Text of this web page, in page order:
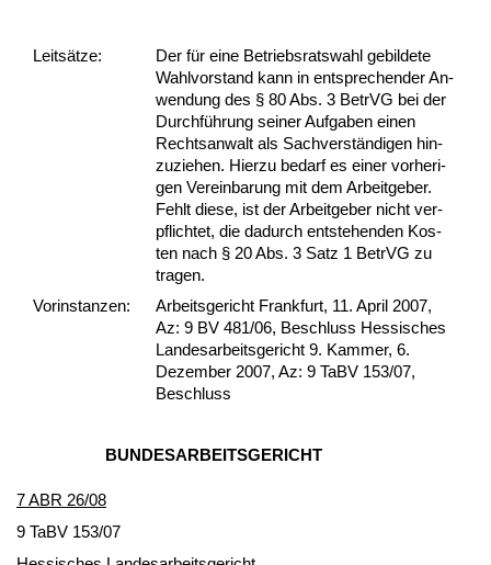
Leit­sätze:
Der für ei­ne Be­triebs­rats­wahl ge­bil­de­te
Wahl­vor­stand kann in ent­spre­chen­der An­
wen­dung des § 80 Abs. 3 Be­trVG bei der
Durchführung sei­ner Auf­ga­ben ei­nen
Rechts­an­walt als Sach­verständi­gen hin­
zu­zie­hen. Hier­zu be­darf es ei­ner vor­he­ri­
gen Ver­ein­ba­rung mit dem Ar­beit­ge­ber.
Fehlt die­se, ist der Ar­beit­ge­ber nicht ver­
pflich­tet, die da­durch ent­ste­hen­den Kos­
ten nach § 20 Abs. 3 Satz 1 Be­trVG zu
tra­gen.
Vor­ins­tan­zen:
Arbeitsgericht Frankfurt, 11. April 2007,
Az: 9 BV 481/06, Beschluss Hessisches
Landesarbeitsgericht 9. Kammer, 6.
Dezember 2007, Az: 9 TaBV 153/07,
Beschluss
BUN­DES­AR­BEITS­GERICHT
7 ABR 26/08
9 TaBV 153/07